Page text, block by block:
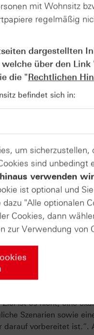
Quellen stützen,
– an das
Jindal plant
zwei 20-Prozent-
rund 2,5 Milliarden
der frühere
welche
die Bedingungen
notiert am
Produkte auf
thyssenkrupp
– zum 20. Mal! Wir
sich jetzt die
ist es nicht, eine
Szenarien sowie
vorbereitet ist.“.
mit Wohnsitz
regelmäßig
dargestellten
über den Link
die "Rechtlichen
befindet sich in:
um
sind
verwenden
ist optional und
"Alle optionalen
Cookies, dann
zur Verwendung von